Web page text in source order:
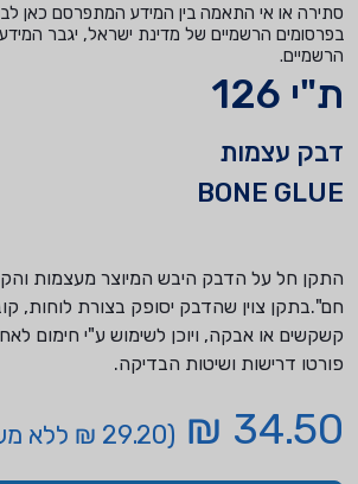
סתירה או אי התאמה בין המידע המתפרסם כאן
בפרסומים הרשמיים של מדינת ישראל, יגבר
הרשמיים.
ת"י 126
דבק עצמות
BONE GLUE
התקן חל על הדבק היבש המיוצר מעצמות
חם".בתקן צוין שהדבק יסופק בצורת לוחות,
קשקשים או אבקה, ויוכן לשימוש ע"י חימום
פורטו דרישות ושיטות הבדיקה.
34.50 ₪ (29.20 ₪ ללא מע"מ)